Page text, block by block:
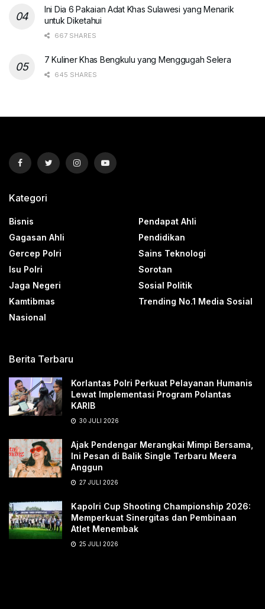
Ini Dia 6 Pakaian Adat Khas Sulawesi yang Menarik
untuk Diketahui
667 SHARES
7 Kuliner Khas Bengkulu yang Menggugah Selera
645 SHARES
Kategori
Bisnis
Gagasan Ahli
Gercep Polri
Isu Polri
Jaga Negeri
Kamtibmas
Nasional
Pendapat Ahli
Pendidikan
Sains Teknologi
Sorotan
Sosial Politik
Trending No.1 Media Sosial
Berita Terbaru
Korlantas Polri Perkuat Pelayanan Humanis
Lewat Implementasi Program Polantas
KARIB
30 JULI 2026
Ajak Pendengar Merangkai Mimpi Bersama,
Ini Pesan di Balik Single Terbaru Meera
Anggun
27 JULI 2026
Kapolri Cup Shooting Championship 2026:
Memperkuat Sinergitas dan Pembinaan
Atlet Menembak
25 JULI 2026